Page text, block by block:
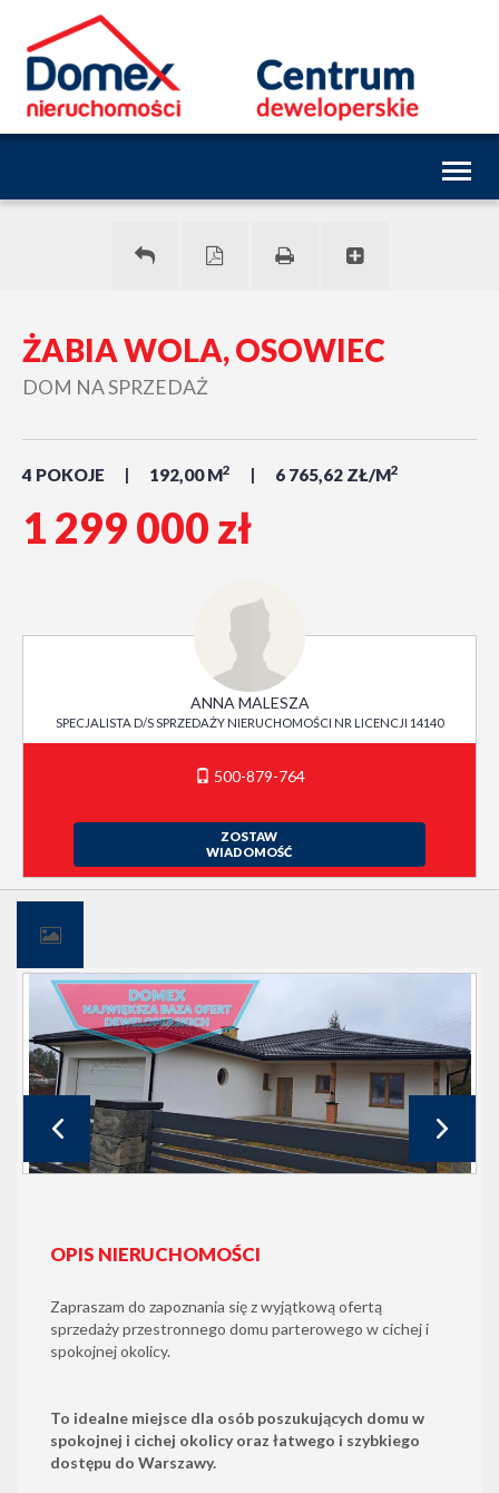
ŻABIA WOLA, OSOWIEC
DOM NA SPRZEDAŻ
4 POKOJE 192,00 M2 6 765,62 ZŁ/M2
1 299 000 zł
ANNA MALESZA
SPECJALISTA D/S SPRZEDAŻY NIERUCHOMOŚCI NR LICENCJI 14140
500-879-764
ZOSTAW
WIADOMOŚĆ
OPIS NIERUCHOMOŚCI
Zapraszam do zapoznania się z wyjątkową ofertą
sprzedaży przestronnego domu parterowego w cichej i
spokojnej okolicy.
To idealne miejsce dla osób poszukujących domu w
spokojnej i cichej okolicy oraz łatwego i szybkiego
dostępu do Warszawy.